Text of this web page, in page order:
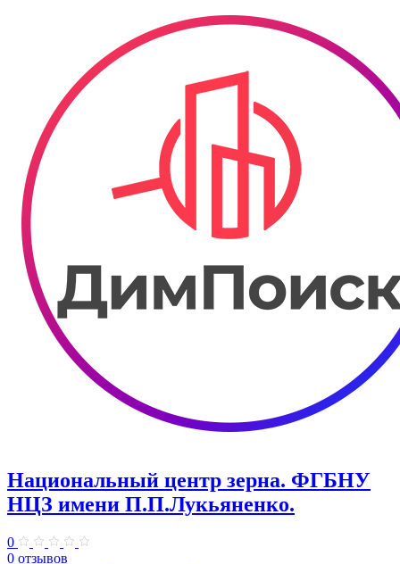
Национальный центр зерна. ФГБНУ
НЦЗ имени П.П.Лукьяненко.
0
0 отзывов